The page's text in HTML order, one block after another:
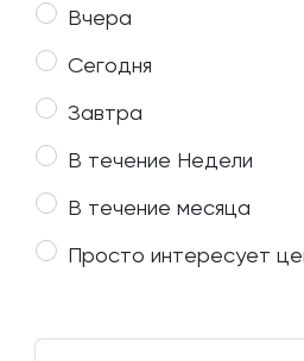
Вчера
Сегодня
Завтра
В течение Недели
В течение месяца
Просто интересует